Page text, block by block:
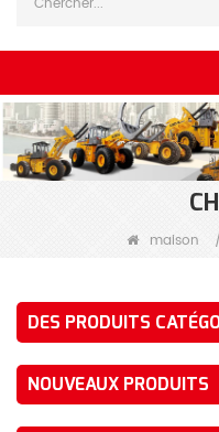
maison /
DES PRODUITS
NOUVEAUX PRODUITS